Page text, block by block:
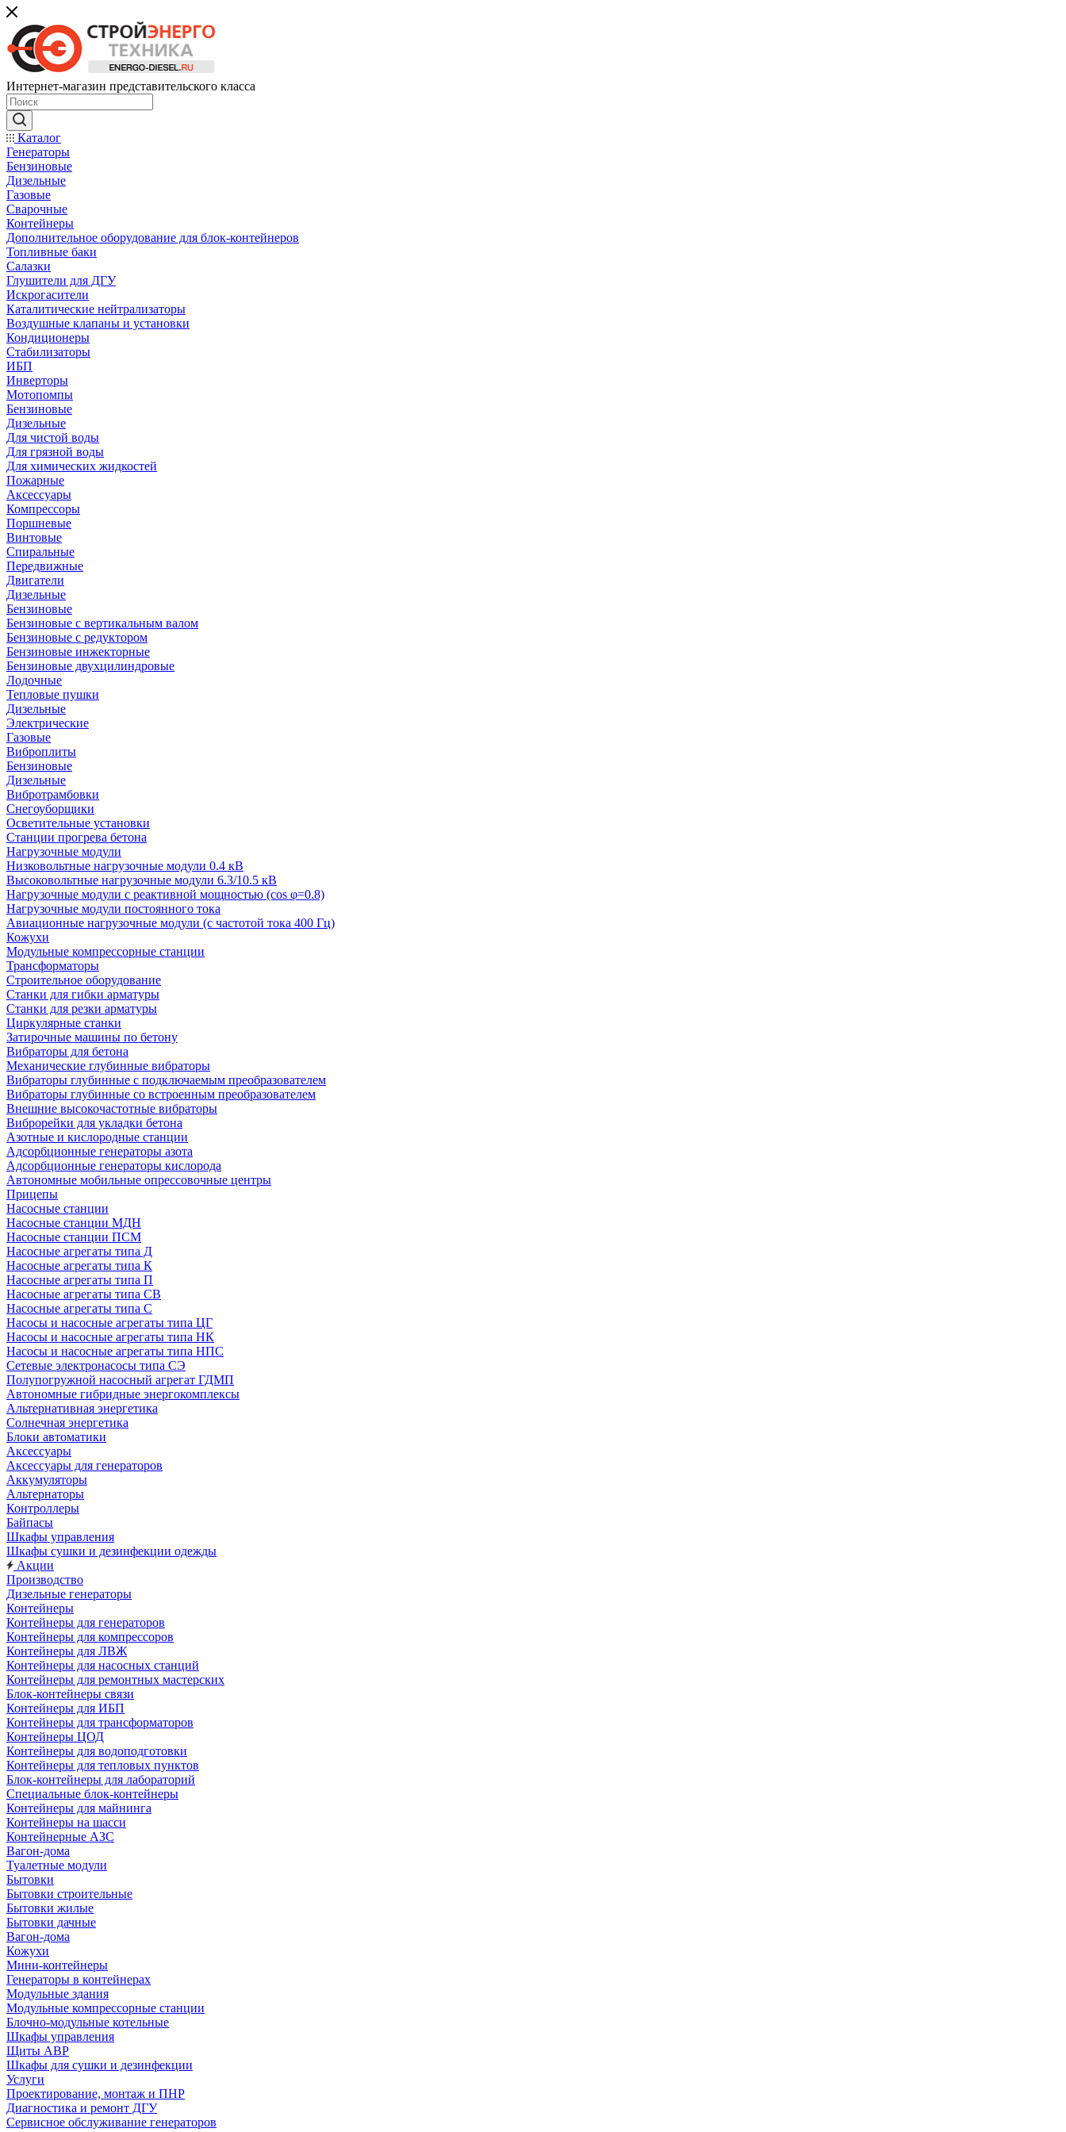
Интернет-магазин представительского класса
Каталог
Генераторы
Бензиновые
Дизельные
Газовые
Сварочные
Контейнеры
Дополнительное оборудование для блок-контейнеров
Топливные баки
Салазки
Глушители для ДГУ
Искрогасители
Каталитические нейтрализаторы
Воздушные клапаны и установки
Кондиционеры
Стабилизаторы
ИБП
Инверторы
Мотопомпы
Бензиновые
Дизельные
Для чистой воды
Для грязной воды
Для химических жидкостей
Пожарные
Аксессуары
Компрессоры
Поршневые
Винтовые
Спиральные
Передвижные
Двигатели
Дизельные
Бензиновые
Бензиновые с вертикальным валом
Бензиновые с редуктором
Бензиновые инжекторные
Бензиновые двухцилиндровые
Лодочные
Тепловые пушки
Дизельные
Электрические
Газовые
Виброплиты
Бензиновые
Дизельные
Вибротрамбовки
Снегоуборщики
Осветительные установки
Станции прогрева бетона
Нагрузочные модули
Низковольтные нагрузочные модули 0.4 кВ
Высоковольтные нагрузочные модули 6.3/10.5 кВ
Нагрузочные модули с реактивной мощностью (cos φ=0.8)
Нагрузочные модули постоянного тока
Авиационные нагрузочные модули (с частотой тока 400 Гц)
Кожухи
Модульные компрессорные станции
Трансформаторы
Строительное оборудование
Станки для гибки арматуры
Станки для резки арматуры
Циркулярные станки
Затирочные машины по бетону
Вибраторы для бетона
Механические глубинные вибраторы
Вибраторы глубинные с подключаемым преобразователем
Вибраторы глубинные со встроенным преобразователем
Внешние высокочастотные вибраторы
Виброрейки для укладки бетона
Азотные и кислородные станции
Адсорбционные генераторы азота
Адсорбционные генераторы кислорода
Автономные мобильные опрессовочные центры
Прицепы
Насосные станции
Насосные станции МДН
Насосные станции ПСМ
Насосные агрегаты типа Д
Насосные агрегаты типа К
Насосные агрегаты типа П
Насосные агрегаты типа СВ
Насосные агрегаты типа С
Насосы и насосные агрегаты типа ЦГ
Насосы и насосные агрегаты типа НК
Насосы и насосные агрегаты типа НПС
Сетевые электронасосы типа СЭ
Полупогружной насосный агрегат ГДМП
Автономные гибридные энергокомплексы
Альтернативная энергетика
Солнечная энергетика
Блоки автоматики
Аксессуары
Аксессуары для генераторов
Аккумуляторы
Альтернаторы
Контроллеры
Байпасы
Шкафы управления
Шкафы сушки и дезинфекции одежды
Акции
Производство
Дизельные генераторы
Контейнеры
Контейнеры для генераторов
Контейнеры для компрессоров
Контейнеры для ЛВЖ
Контейнеры для насосных станций
Контейнеры для ремонтных мастерских
Блок-контейнеры связи
Контейнеры для ИБП
Контейнеры для трансформаторов
Контейнеры ЦОД
Контейнеры для водоподготовки
Контейнеры для тепловых пунктов
Блок-контейнеры для лабораторий
Специальные блок-контейнеры
Контейнеры для майнинга
Контейнеры на шасси
Контейнерные АЗС
Вагон-дома
Туалетные модули
Бытовки
Бытовки строительные
Бытовки жилые
Бытовки дачные
Вагон-дома
Кожухи
Мини-контейнеры
Генераторы в контейнерах
Модульные здания
Модульные компрессорные станции
Блочно-модульные котельные
Шкафы управления
Щиты АВР
Шкафы для сушки и дезинфекции
Услуги
Проектирование, монтаж и ПНР
Диагностика и ремонт ДГУ
Сервисное обслуживание генераторов